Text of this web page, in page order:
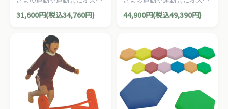
な素材の一人用ジャンピング
31,600円(税込34,760円)
で安全性の高いEVAスポンジ
44,900円(税込49,390円)